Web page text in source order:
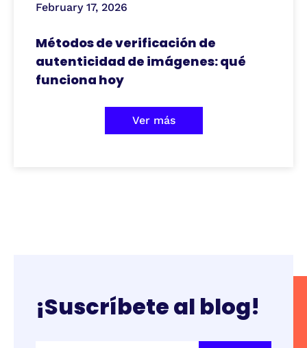
February 17, 2026
Métodos de verificación de
autenticidad de imágenes: qué
funciona hoy
Ver más
¡Suscríbete al blog!